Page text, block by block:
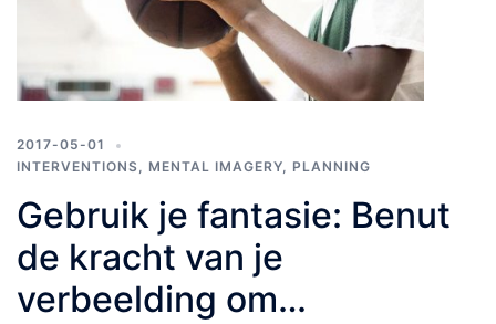
2017-05-01
INTERVENTIONS, MENTAL IMAGERY, PLANNING
Gebruik je fantasie: Benut
de kracht van je
verbeelding om